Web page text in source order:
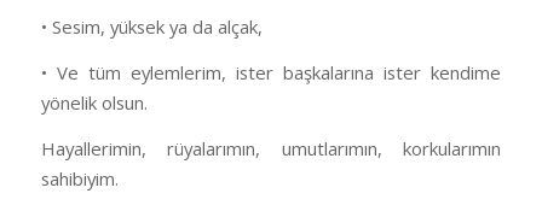
• Sesim, yüksek ya da alçak,
• Ve tüm eylemlerim, ister başkalarına ister kendime
yönelik olsun.
Hayallerimin, rüyalarımın, umutlarımın, korkularımın
sahibiyim.